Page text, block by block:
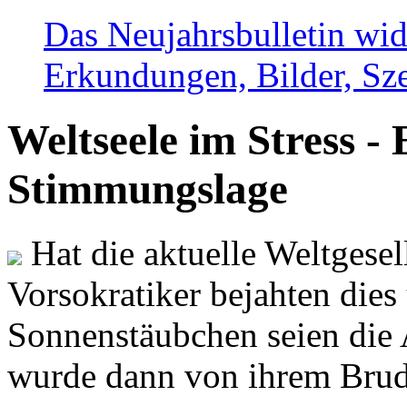
Das Neujahrsbulletin
Erkundungen, Bilder,
Weltseele im Stress -
Stimmungslage
Hat die aktuelle
Vorsokratiker bejahten
Sonnenstäubchen seien
wurde dann von ihrem